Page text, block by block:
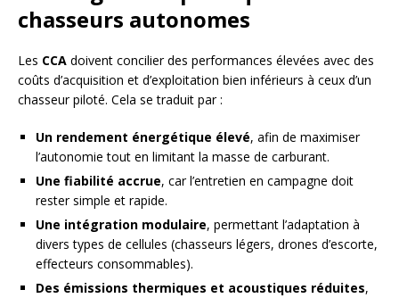
chasseurs autonomes
Les CCA doivent concilier des performances élevées avec des
coûts d’acquisition et d’exploitation bien inférieurs à ceux d’un
chasseur piloté. Cela se traduit par :
Un rendement énergétique élevé, afin de maximiser
l’autonomie tout en limitant la masse de carburant.
Une fiabilité accrue, car l’entretien en campagne doit
rester simple et rapide.
Une intégration modulaire, permettant l’adaptation à
divers types de cellules (chasseurs légers, drones d’escorte,
effecteurs consommables).
Des émissions thermiques et acoustiques réduites,